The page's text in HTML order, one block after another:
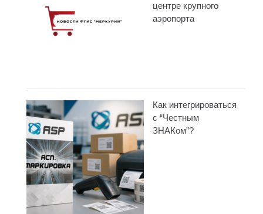
центре крупного
аэропорта
Как интегрироваться
с “Честным
ЗНАКом”?